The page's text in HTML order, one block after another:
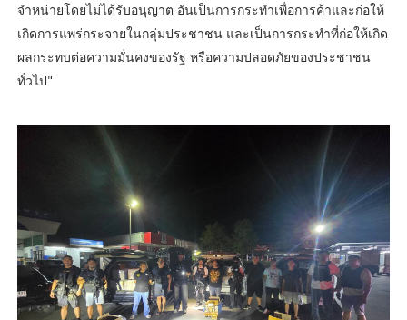
จำหน่ายโดยไม่ได้รับอนุญาต อันเป็นการกระทำเพื่อการค้าและก่อให้
เกิดการแพร่กระจายในกลุ่มประชาชน และเป็นการกระทำที่ก่อให้เกิด
ผลกระทบต่อความมั่นคงของรัฐ หรือความปลอดภัยของประชาชน
ทั่วไป"